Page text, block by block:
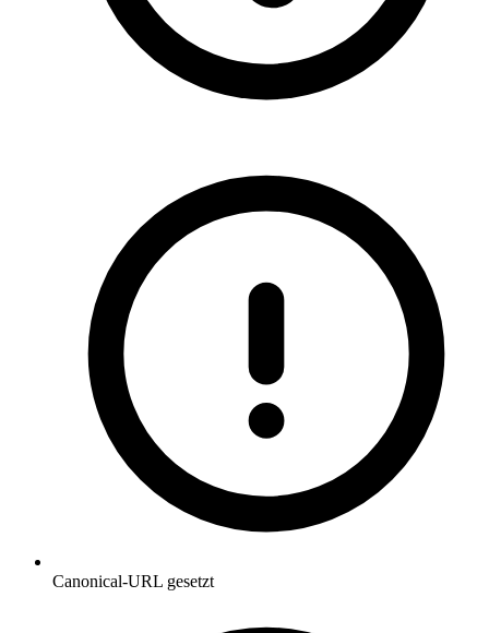
Canonical-URL gesetzt